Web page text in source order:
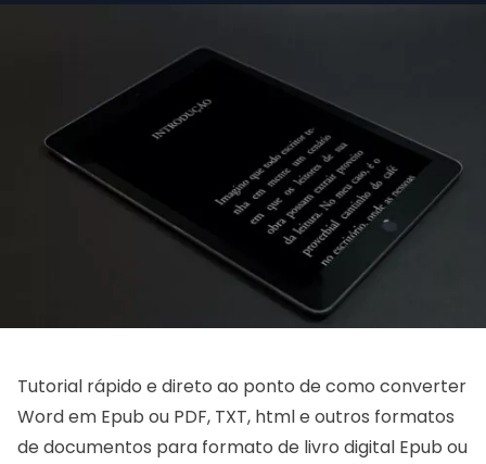
Tutorial rápido e direto ao ponto de como converter
Word em Epub ou PDF, TXT, html e outros formatos
de documentos para formato de livro digital Epub ou